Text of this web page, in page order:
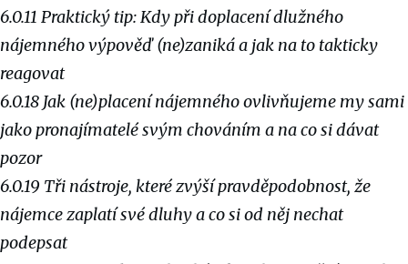
6.0.11 Praktický tip: Kdy při doplacení dlužného
nájemného výpověď (ne)zaniká a jak na to takticky
reagovat
6.0.18 Jak (ne)placení nájemného ovlivňujeme my sami
jako pronajímatelé svým chováním a na co si dávat
pozor
6.0.19 Tři nástroje, které zvýší pravděpodobnost, že
nájemce zaplatí své dluhy a co si od něj nechat
podepsat